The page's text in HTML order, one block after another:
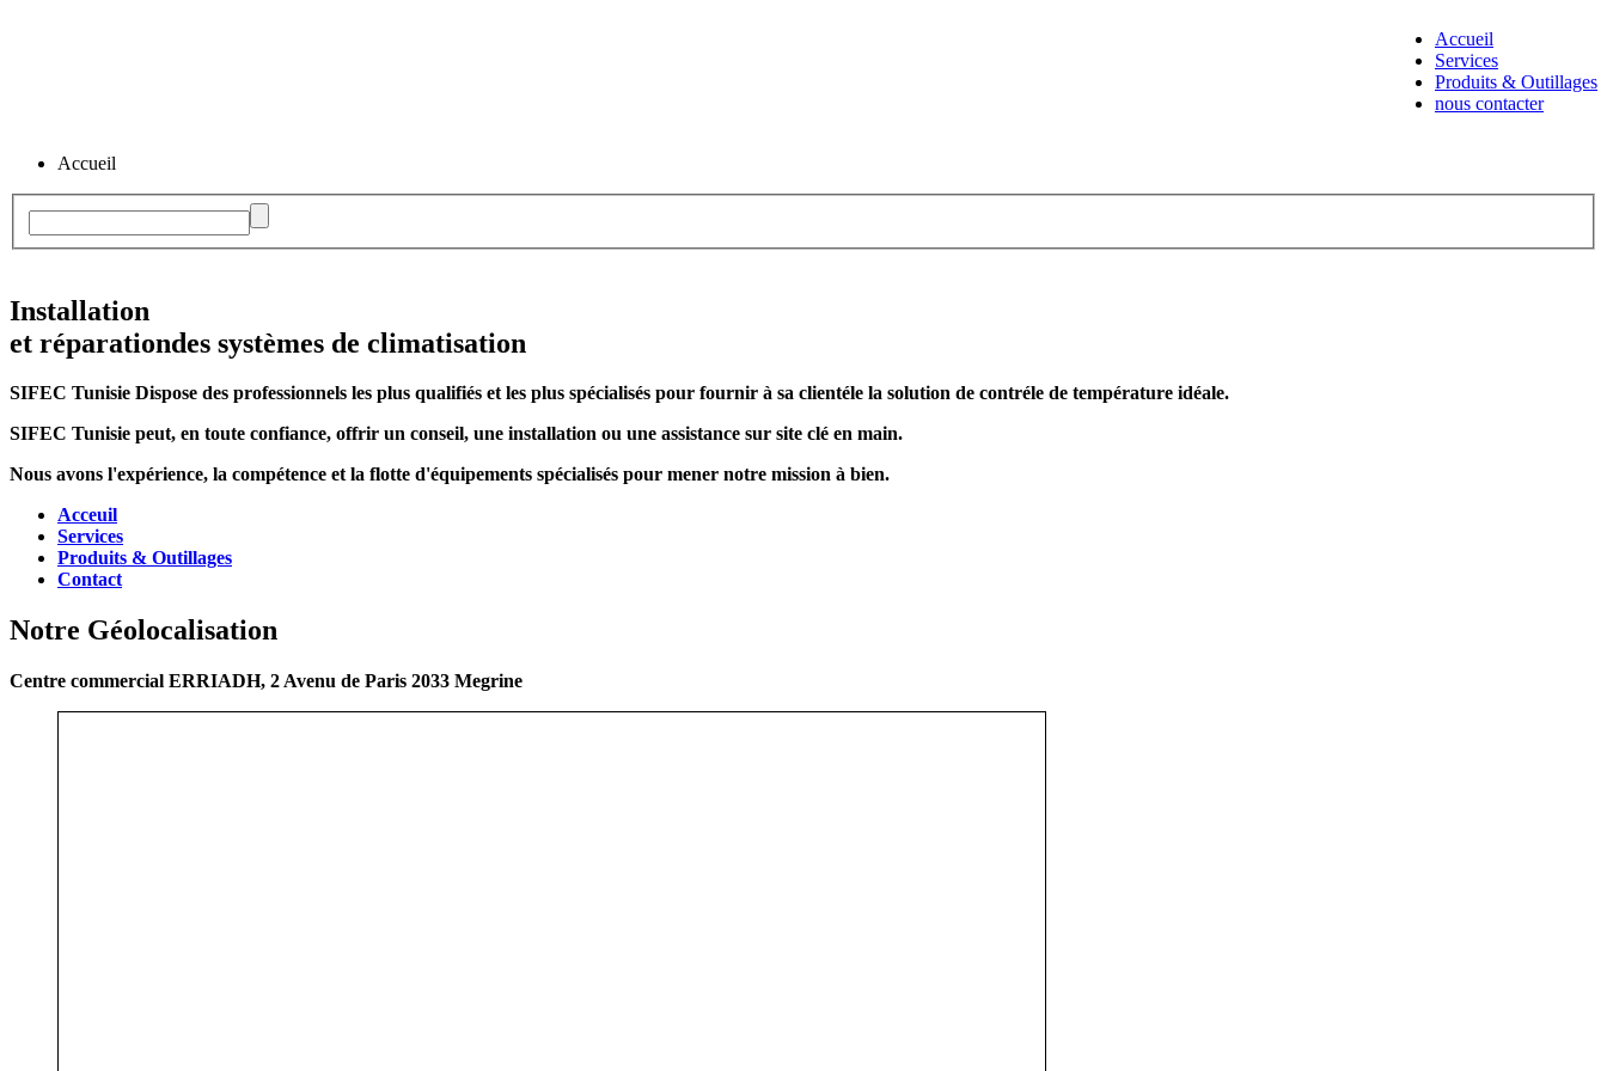
Accueil
Services
Produits & Outillages
nous contacter
Accueil
Installation
et réparationdes systèmes de climatisation
SIFEC Tunisie Dispose des professionnels les plus qualifiés et les plus spécialisés pour fournir à sa clientéle la solution de contréle de température idéale.
SIFEC Tunisie peut, en toute confiance, offrir un conseil, une installation ou une assistance sur site clé en main.
Nous avons l'expérience, la compétence et la flotte d'équipements spécialisés pour mener notre mission à bien.
Acceuil
Services
Produits & Outillages
Contact
Notre Géolocalisation
Centre commercial ERRIADH, 2 Avenu de Paris 2033 Megrine